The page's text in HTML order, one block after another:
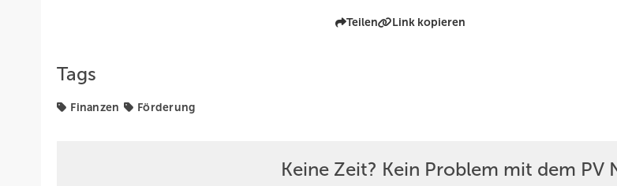
Teilen Link kopieren
Tags
Finanzen Förderung
Keine Zeit? Kein Problem mit dem PV